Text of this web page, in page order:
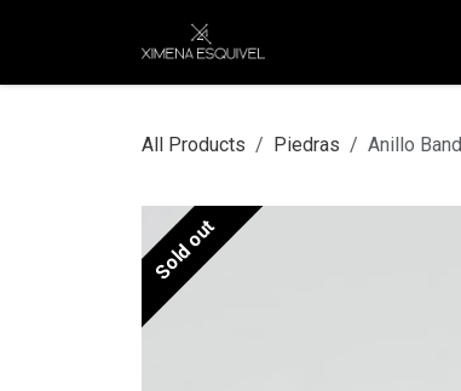
All Products Piedras Anillo
Sold out